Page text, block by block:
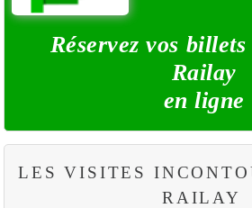
Réservez vos
Railay
en ligne
LES VISITES
RAILAY